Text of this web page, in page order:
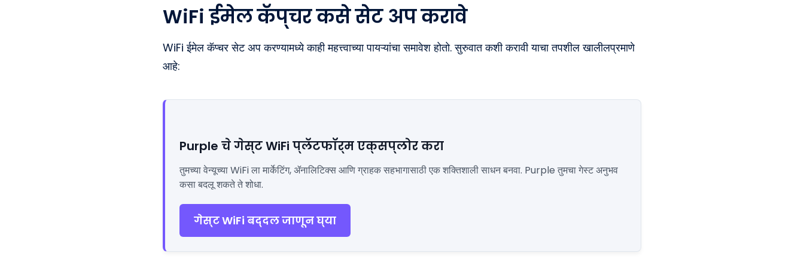
WiFi ईमेल कॅप्चर कसे सेट अप करावे
WiFi ईमेल कॅप्चर सेट अप करण्यामध्ये काही महत्त्वाच्या पायऱ्यांचा समावेश होतो. सुरुवात कशी करावी याचा तपशील खालीलप्रमाणे
आहे:
Purple चे गेस्ट WiFi प्लॅटफॉर्म एक्सप्लोर करा
तुमच्या वेन्यूच्या WiFi ला मार्केटिंग, ॲनालिटिक्स आणि ग्राहक सहभागासाठी एक शक्तिशाली साधन बनवा. Purple तुमचा गेस्ट अनुभव
कसा बदलू शकते ते शोधा.
गेस्ट WiFi बद्दल जाणून घ्या